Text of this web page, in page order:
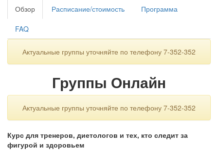
Обзор Расписание/стоимость Программа
FAQ
Актуальные группы уточняйте по телефону 7-352-352
Группы Онлайн
Актуальные группы уточняйте по телефону 7-352-352
Курс для тренеров, диетологов и тех, кто следит за
фигурой и здоровьем